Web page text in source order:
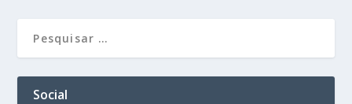
Social